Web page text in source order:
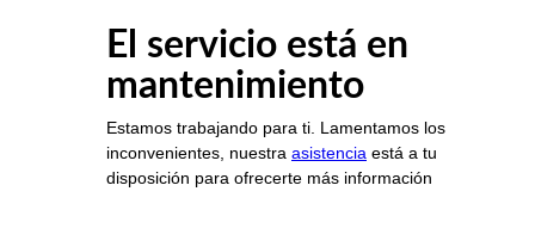
El servicio está en
mantenimiento
Estamos trabajando para ti. Lamentamos los
inconvenientes, nuestra asistencia está a tu
disposición para ofrecerte más información